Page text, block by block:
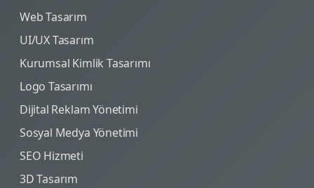
Web Tasarım
UI/UX Tasarım
Kurumsal Kimlik Tasarımı
Logo Tasarımı
Dijital Reklam Yönetimi
Sosyal Medya Yönetimi
SEO Hizmeti
3D Tasarım